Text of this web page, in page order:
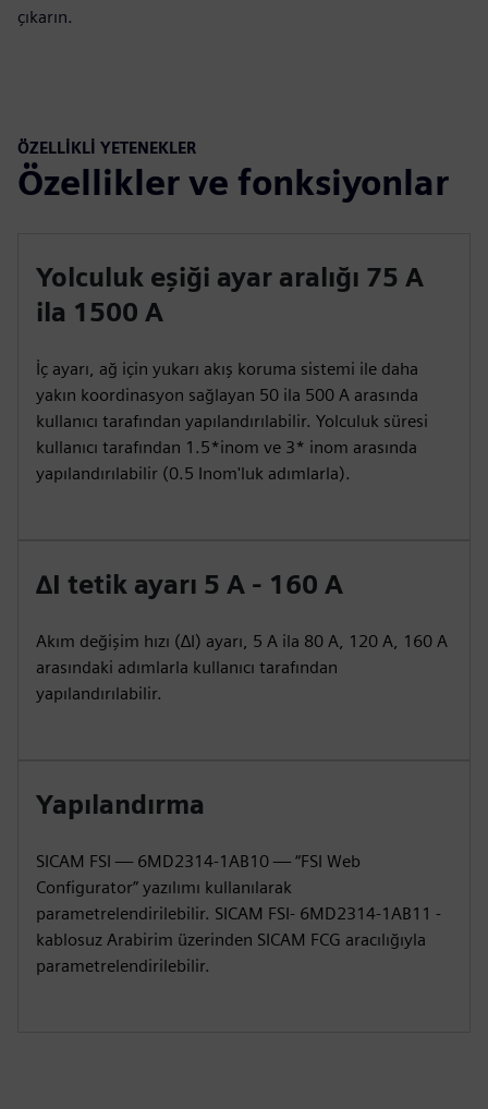
çıkarın.
ÖZELLİKLİ YETENEKLER
Özellikler ve fonksiyonlar
Yolculuk eşiği ayar aralığı 75 A
ila 1500 A
İç ayarı, ağ için yukarı akış koruma sistemi ile daha
yakın koordinasyon sağlayan 50 ila 500 A arasında
kullanıcı tarafından yapılandırılabilir. Yolculuk süresi
kullanıcı tarafından 1.5*inom ve 3* inom arasında
yapılandırılabilir (0.5 Inom'luk adımlarla).
∆I tetik ayarı 5 A - 160 A
Akım değişim hızı (∆I) ayarı, 5 A ila 80 A, 120 A, 160 A
arasındaki adımlarla kullanıcı tarafından
yapılandırılabilir.
Yapılandırma
SICAM FSI — 6MD2314-1AB10 — “FSI Web
Configurator” yazılımı kullanılarak
parametrelendirilebilir. SICAM FSI- 6MD2314-1AB11 -
kablosuz Arabirim üzerinden SICAM FCG aracılığıyla
parametrelendirilebilir.